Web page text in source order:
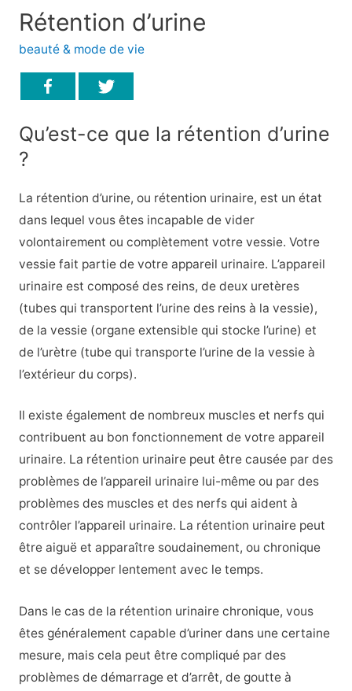
Rétention d’urine
beauté & mode de vie
Qu’est-ce que la rétention d’urine
?
La rétention d’urine, ou rétention urinaire, est un état
dans lequel vous êtes incapable de vider
volontairement ou complètement votre vessie. Votre
vessie fait partie de votre appareil urinaire. L’appareil
urinaire est composé des reins, de deux uretères
(tubes qui transportent l’urine des reins à la vessie),
de la vessie (organe extensible qui stocke l’urine) et
de l’urètre (tube qui transporte l’urine de la vessie à
l’extérieur du corps).
Il existe également de nombreux muscles et nerfs qui
contribuent au bon fonctionnement de votre appareil
urinaire. La rétention urinaire peut être causée par des
problèmes de l’appareil urinaire lui-même ou par des
problèmes des muscles et des nerfs qui aident à
contrôler l’appareil urinaire. La rétention urinaire peut
être aiguë et apparaître soudainement, ou chronique
et se développer lentement avec le temps.
Dans le cas de la rétention urinaire chronique, vous
êtes généralement capable d’uriner dans une certaine
mesure, mais cela peut être compliqué par des
problèmes de démarrage et d’arrêt, de goutte à